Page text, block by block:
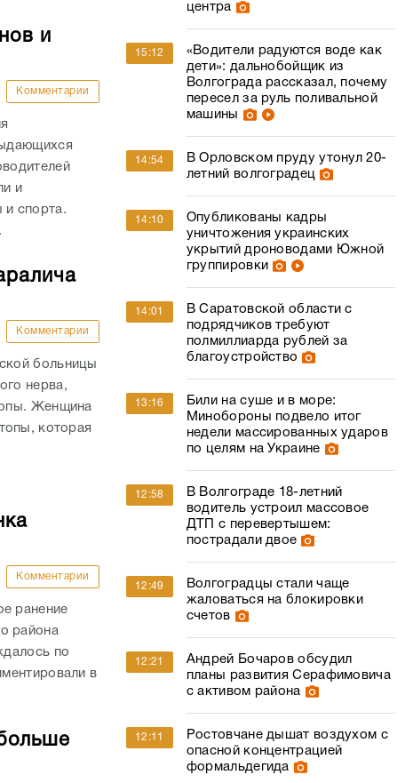
и
Комментарии
и
и спорта.
Комментарии
больницы
нерва,
Женщина
которая
Комментарии
ранение
района
по
в
центра
15:12
«Водители радуются воде как
дети»: дальнобойщик из
Волгограда рассказал, почему
пересел за руль поливальной
машины
14:54
В Орловском пруду утонул 20-
летний волгоградец
14:10
Опубликованы кадры
уничтожения украинских
укрытий дроноводами Южной
группировки
14:01
В Саратовской области с
подрядчиков требуют
полмиллиарда рублей за
благоустройство
13:16
Били на суше и в море:
Минобороны подвело итог
недели массированных ударов
по целям на Украине
12:58
В Волгограде 18-летний
водитель устроил массовое
ДТП с перевертышем:
пострадали двое
12:49
Волгоградцы стали чаще
жаловаться на блокировки
счетов
12:21
Андрей Бочаров обсудил
планы развития Серафимовича
с активом района
12:11
Ростовчане дышат воздухом с
опасной концентрацией
формальдегида